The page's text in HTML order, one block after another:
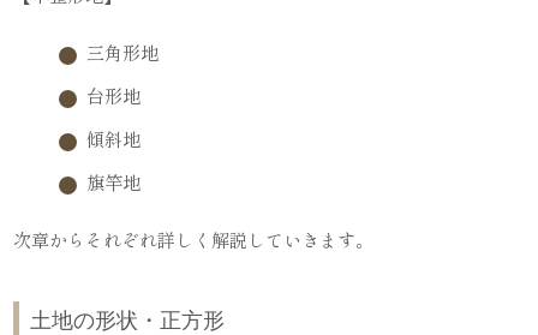
三角形地
台形地
傾斜地
旗竿地
次章からそれぞれ詳しく解説していきます。
土地の形状・正方形